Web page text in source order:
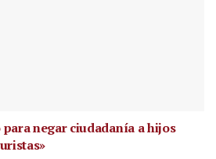
negar ciudadanía a hijos